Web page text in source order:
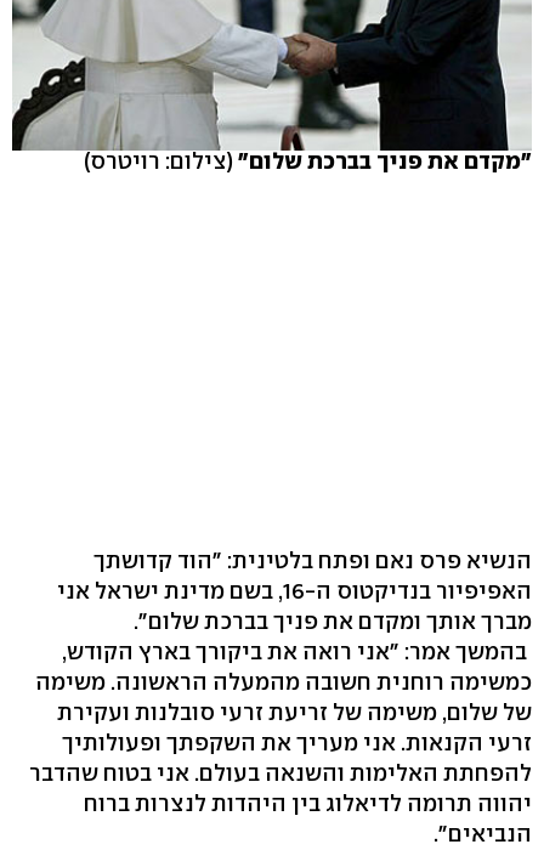
"מקדם את פניך בברכת שלום" (צילום: רויטרס)
הנשיא פרס נאם ופתח בלטינית: "הוד קדושתך
האפיפיור בנדיקטוס ה-16, בשם מדינת ישראל אני
מברך אותך ומקדם את פניך בברכת שלום".
בהמשך אמר: "אני רואה את ביקורך בארץ הקודש,
כמשימה רוחנית חשובה מהמעלה הראשונה. משימה
של שלום, משימה של זריעת זרעי סובלנות ועקירת
זרעי הקנאות. אני מעריך את השקפתך ופעולותיך
להפחתת האלימות והשנאה בעולם. אני בטוח שהדבר
יהווה תרומה לדיאלוג בין היהדות לנצרות ברוח
הנביאים".